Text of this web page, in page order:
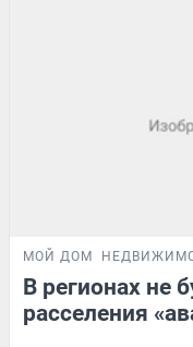
МОЙ ДОМ
В регионах не
расселения